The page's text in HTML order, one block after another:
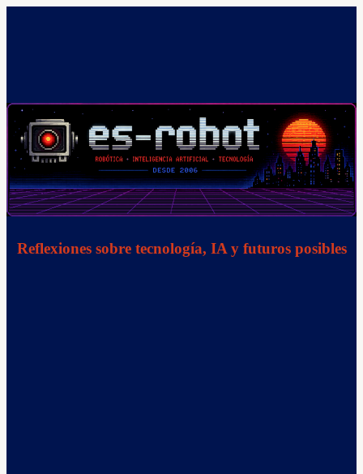
Reflexiones sobre tecnología, IA y futuros posibles